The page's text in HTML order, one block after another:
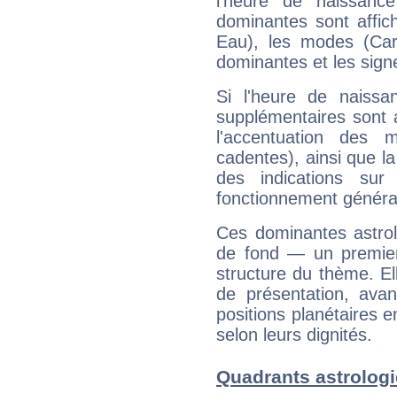
dominantes sont
Eau), les modes
dominantes et les
Si l'heure de
supplémentaires sont
l'accentuation des
cadentes), ainsi que
des indications sur
fonctionnement
Ces dominantes
de fond — un
structure du thème.
de présentation,
positions planétaires
selon leurs dignités.
Quadrants